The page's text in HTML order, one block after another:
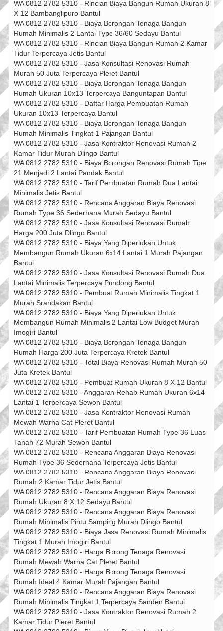
WA 0812 2782 5310 - Rincian Biaya Bangun Rumah Ukuran 8
X 12 Bambanglipuro Bantul
WA 0812 2782 5310 - Biaya Borongan Tenaga Bangun
Rumah Minimalis 2 Lantai Type 36/60 Sedayu Bantul
WA 0812 2782 5310 - Rincian Biaya Bangun Rumah 2 Kamar
Tidur Terpercaya Jetis Bantul
WA 0812 2782 5310 - Jasa Konsultasi Renovasi Rumah
Murah 50 Juta Terpercaya Pleret Bantul
WA 0812 2782 5310 - Biaya Borongan Tenaga Bangun
Rumah Ukuran 10x13 Terpercaya Banguntapan Bantul
WA 0812 2782 5310 - Daftar Harga Pembuatan Rumah
Ukuran 10x13 Terpercaya Bantul
WA 0812 2782 5310 - Biaya Borongan Tenaga Bangun
Rumah Minimalis Tingkat 1 Pajangan Bantul
WA 0812 2782 5310 - Jasa Kontraktor Renovasi Rumah 2
Kamar Tidur Murah Dlingo Bantul
WA 0812 2782 5310 - Biaya Borongan Renovasi Rumah Tipe
21 Menjadi 2 Lantai Pandak Bantul
WA 0812 2782 5310 - Tarif Pembuatan Rumah Dua Lantai
Minimalis Jetis Bantul
WA 0812 2782 5310 - Rencana Anggaran Biaya Renovasi
Rumah Type 36 Sederhana Murah Sedayu Bantul
WA 0812 2782 5310 - Jasa Konsultasi Renovasi Rumah
Harga 200 Juta Dlingo Bantul
WA 0812 2782 5310 - Biaya Yang Diperlukan Untuk
Membangun Rumah Ukuran 6x14 Lantai 1 Murah Pajangan
Bantul
WA 0812 2782 5310 - Jasa Konsultasi Renovasi Rumah Dua
Lantai Minimalis Terpercaya Pundong Bantul
WA 0812 2782 5310 - Pembuat Rumah Minimalis Tingkat 1
Murah Srandakan Bantul
WA 0812 2782 5310 - Biaya Yang Diperlukan Untuk
Membangun Rumah Minimalis 2 Lantai Low Budget Murah
Imogiri Bantul
WA 0812 2782 5310 - Biaya Borongan Tenaga Bangun
Rumah Harga 200 Juta Terpercaya Kretek Bantul
WA 0812 2782 5310 - Total Biaya Renovasi Rumah Murah 50
Juta Kretek Bantul
WA 0812 2782 5310 - Pembuat Rumah Ukuran 8 X 12 Bantul
WA 0812 2782 5310 - Anggaran Rehab Rumah Ukuran 6x14
Lantai 1 Terpercaya Sewon Bantul
WA 0812 2782 5310 - Jasa Kontraktor Renovasi Rumah
Mewah Warna Cat Pleret Bantul
WA 0812 2782 5310 - Tarif Pembuatan Rumah Type 36 Luas
Tanah 72 Murah Sewon Bantul
WA 0812 2782 5310 - Rencana Anggaran Biaya Renovasi
Rumah Type 36 Sederhana Terpercaya Jetis Bantul
WA 0812 2782 5310 - Rencana Anggaran Biaya Renovasi
Rumah 2 Kamar Tidur Jetis Bantul
WA 0812 2782 5310 - Rencana Anggaran Biaya Renovasi
Rumah Ukuran 8 X 12 Sedayu Bantul
WA 0812 2782 5310 - Rencana Anggaran Biaya Renovasi
Rumah Minimalis Pintu Samping Murah Dlingo Bantul
WA 0812 2782 5310 - Biaya Jasa Renovasi Rumah Minimalis
Tingkat 1 Murah Imogiri Bantul
WA 0812 2782 5310 - Harga Borong Tenaga Renovasi
Rumah Mewah Warna Cat Pleret Bantul
WA 0812 2782 5310 - Harga Borong Tenaga Renovasi
Rumah Ideal 4 Kamar Murah Pajangan Bantul
WA 0812 2782 5310 - Rencana Anggaran Biaya Renovasi
Rumah Minimalis Tingkat 1 Terpercaya Sanden Bantul
WA 0812 2782 5310 - Jasa Kontraktor Renovasi Rumah 2
Kamar Tidur Pleret Bantul